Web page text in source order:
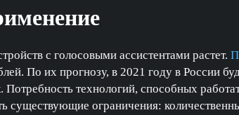
с голосовыми ассистентами растет.
По их прогнозу, в 2021 году в России
Потребность технологий, способных
существующие ограничения: